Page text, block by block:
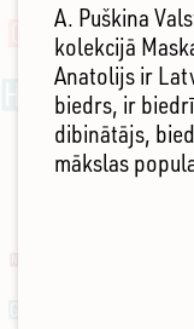
A. Puškina
kolekcijā
Anatolijs ir
biedrs, ir
dibinātājs,
mākslas